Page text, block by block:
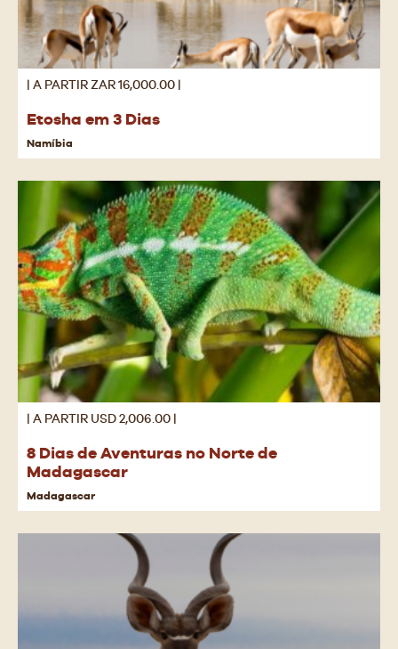
| A PARTIR ZAR 16,000.00 |
Etosha em 3 Dias
Namíbia
| A PARTIR USD 2,006.00 |
8 Dias de Aventuras no Norte de
Madagascar
Madagascar